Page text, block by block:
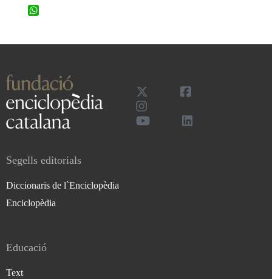
Segells editorials
Diccionaris de l`Enciclopèdia
Enciclopèdia
Educació
Text